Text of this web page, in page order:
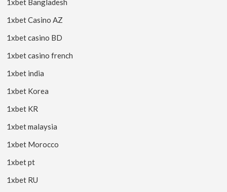
1xbet Casino AZ
1xbet casino BD
1xbet casino french
1xbet india
1xbet Korea
1xbet KR
1xbet malaysia
1xbet Morocco
1xbet pt
1xbet RU